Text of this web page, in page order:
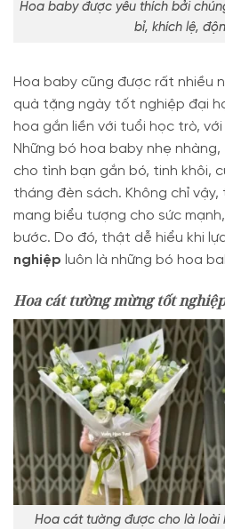
Hoa baby được yêu thích bởi
bỉ, khích lệ,
Hoa baby cũng được rất nhiều
quà tặng ngày tốt nghiệp đại
hoa gắn liền với tuổi học trò,
Những bó hoa baby nhẹ
cho tình bạn gắn bó, tinh khôi,
tháng đèn sách. Không chỉ
mang biểu tượng cho sức
bước. Do đó, thật dễ hiểu khi
nghiệp luôn là những bó hoa
Hoa cát tường mừng tốt nghiệp
Hoa cát tường được cho là loài